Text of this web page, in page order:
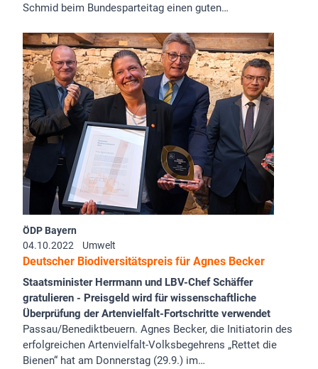
Schmid beim Bundesparteitag einen guten…
ÖDP Bayern
04.10.2022
Umwelt
Deutscher Biodiversitätspreis für Agnes Becker
Staatsminister Herrmann und LBV-Chef Schäffer
gratulieren - Preisgeld wird für wissenschaftliche
Überprüfung der Artenvielfalt-Fortschritte verwendet
Passau/Benediktbeuern. Agnes Becker, die Initiatorin des
erfolgreichen Artenvielfalt-Volksbegehrens „Rettet die
Bienen“ hat am Donnerstag (29.9.) im…